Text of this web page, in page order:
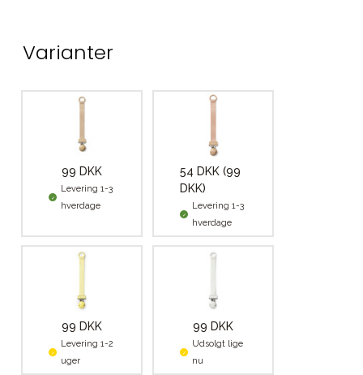
Varianter
99 DKK
Levering 1-3
hverdage
54 DKK (99
DKK)
Levering 1-3
hverdage
99 DKK
Levering 1-2
uger
99 DKK
Udsolgt lige
nu